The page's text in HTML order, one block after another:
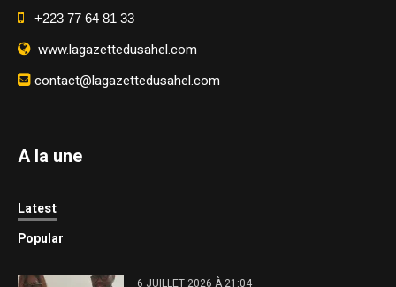
+223 77 64 81 33
www.lagazettedusahel.com
contact@lagazettedusahel.com
A la une
Latest
Popular
6 JUILLET 2026 À 21:04